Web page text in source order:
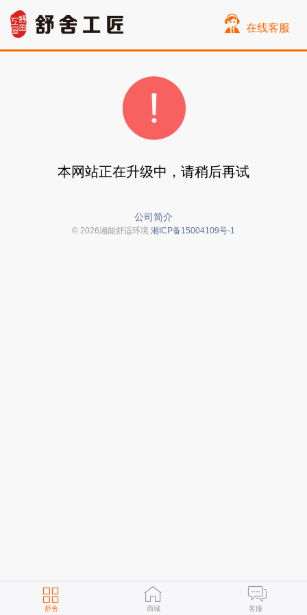
舒舍 商城 客服
在线客服
本网站正在升级中，请稍后再试
公司简介
© 2026湘能舒适环境 湘ICP备15004109号-1